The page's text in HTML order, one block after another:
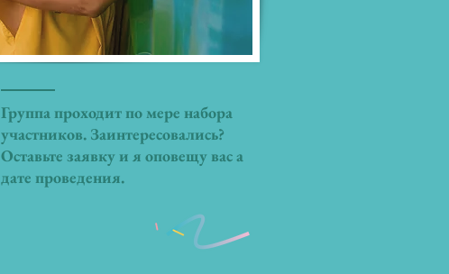
Группа проходит по мере набора
участников. Заинтересовались?
Оставьте заявку и я оповещу вас а
дате проведения.